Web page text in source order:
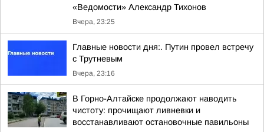
«Ведомости» Александр Тихонов
Вчера, 23:25
Главные новости дня:. Путин провел встречу
с Трутневым
Вчера, 23:16
В Горно-Алтайске продолжают наводить
чистоту: прочищают ливневки и
восстанавливают остановочные павильоны